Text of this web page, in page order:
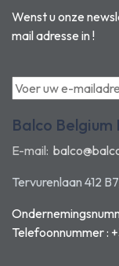
Wenst u onze
mail adresse in !
Balco Belgium
E-mail:
Tervurenlaan 412
Telefoonnummer :